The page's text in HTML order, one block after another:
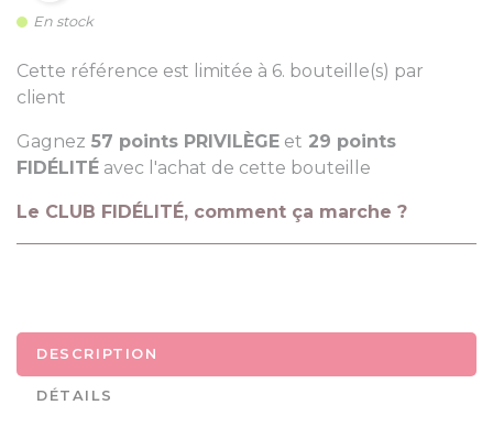
En stock
Cette référence est limitée à 6. bouteille(s) par
client
Gagnez 57 points PRIVILÈGE et 29 points
FIDÉLITÉ avec l'achat de cette bouteille
Le CLUB FIDÉLITÉ, comment ça marche ?
DESCRIPTION
DÉTAILS